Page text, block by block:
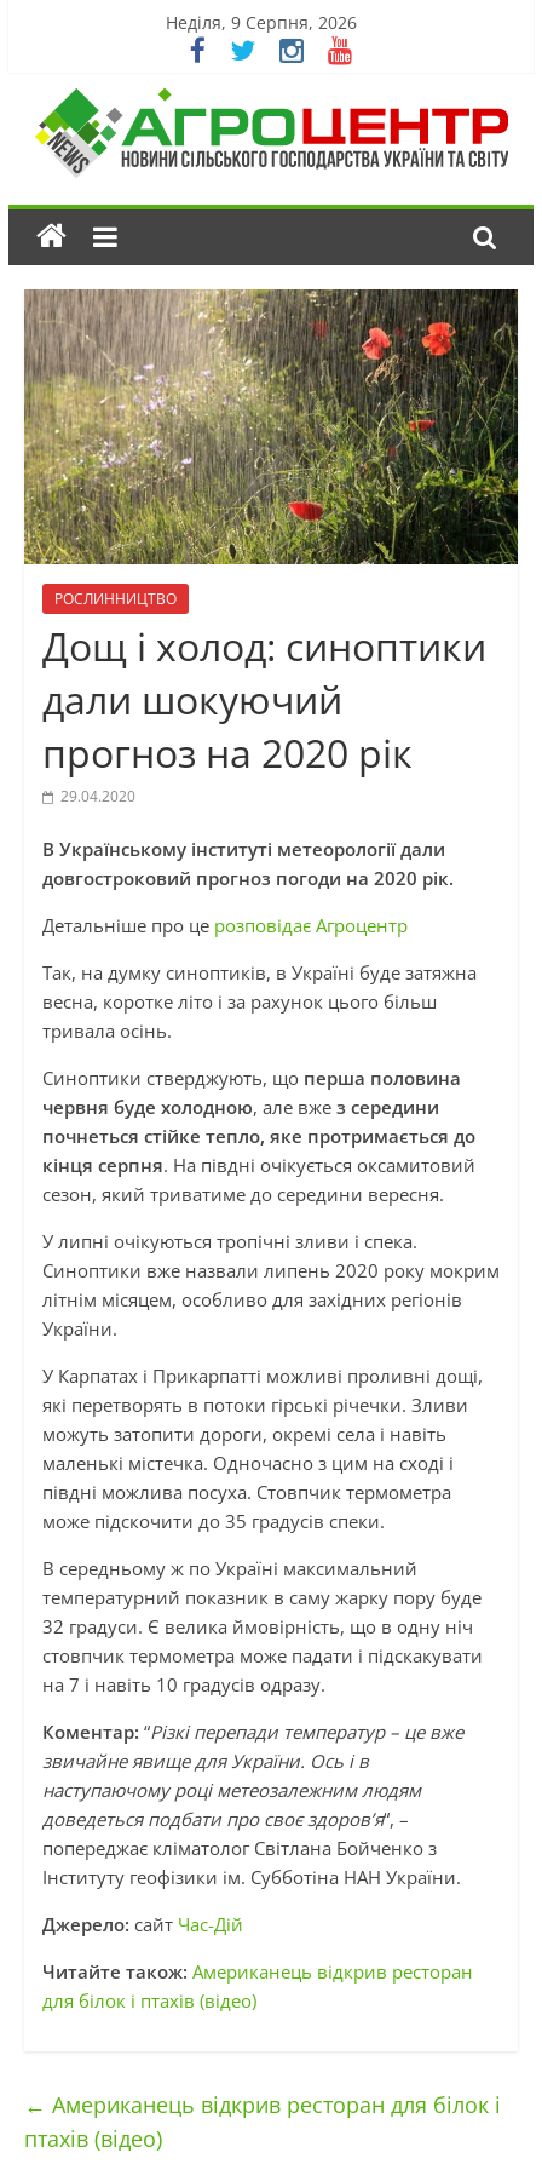
Неділя, 9 Серпня, 2026
РОСЛИННИЦТВО
Дощ і холод: синоптики
дали шокуючий
прогноз на 2020 рік
29.04.2020
В Українському інституті метеорології дали
довгостроковий прогноз погоди на 2020 рік.
Детальніше про це розповідає Агроцентр
Так, на думку синоптиків, в Україні буде затяжна
весна, коротке літо і за рахунок цього більш
тривала осінь.
Синоптики стверджують, що перша половина
червня буде холодною, але вже з середини
почнеться стійке тепло, яке протримається до
кінця серпня. На півдні очікується оксамитовий
сезон, який триватиме до середини вересня.
У липні очікуються тропічні зливи і спека.
Синоптики вже назвали липень 2020 року мокрим
літнім місяцем, особливо для західних регіонів
України.
У Карпатах і Прикарпатті можливі проливні дощі,
які перетворять в потоки гірські річечки. Зливи
можуть затопити дороги, окремі села і навіть
маленькі містечка. Одночасно з цим на сході і
півдні можлива посуха. Стовпчик термометра
може підскочити до 35 градусів спеки.
В середньому ж по Україні максимальний
температурний показник в саму жарку пору буде
32 градуси. Є велика ймовірність, що в одну ніч
стовпчик термометра може падати і підскакувати
на 7 і навіть 10 градусів одразу.
Коментар: “Різкі перепади температур – це вже
звичайне явище для України. Ось і в
наступаючому році метеозалежним людям
доведеться подбати про своє здоров’я“, –
попереджає кліматолог Світлана Бойченко з
Інституту геофізики ім. Субботіна НАН України.
Джерело: сайт Час-Дій
Читайте також: Американець відкрив ресторан
для білок і птахів (відео)
← Американець відкрив ресторан для білок і
птахів (відео)